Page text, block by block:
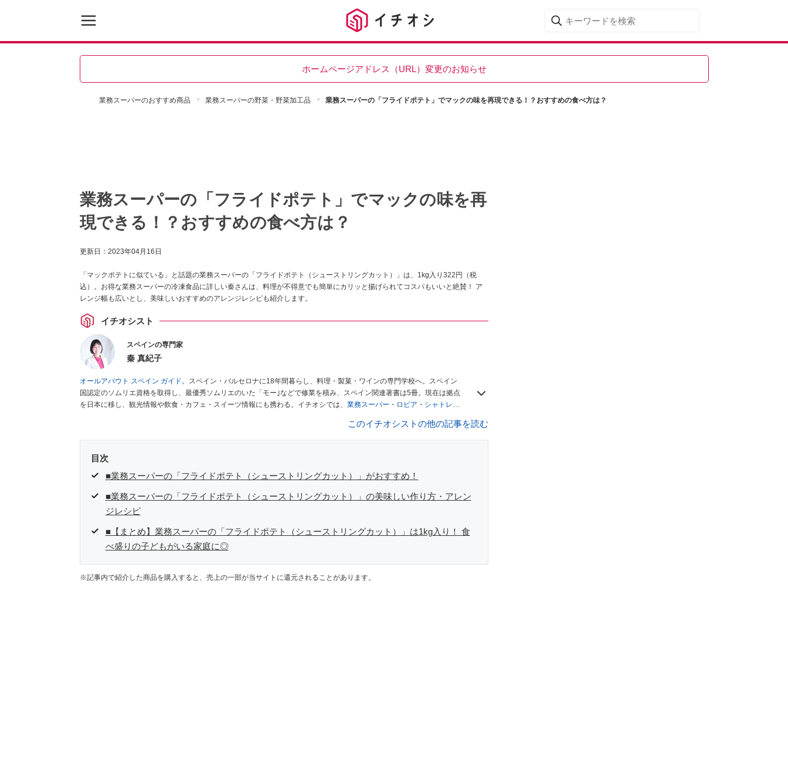
ホームページアドレス（URL）変更のお知らせ
業務スーパーのおすすめ商品 業務スーパーの野菜・野菜加工品 業務スーパーの「フライドポテト」でマックの味を再現できる！？おすすめの食べ方は？
業務スーパーの「フライドポテト」でマックの味を再
現できる！？おすすめの食べ方は？
更新日： 2023年04月16日
「マックポテトに似ている」と話題の業務スーパーの「フライドポテト（シューストリングカット）」は、1kg入り322円（税
込）。お得な業務スーパーの冷凍食品に詳しい秦さんは、料理が不得意でも簡単にカリッと揚げられてコスパもいいと絶賛！ ア
レンジ幅も広いとし、美味しいおすすめのアレンジレシピも紹介します。
イチオシスト
スペインの専門家
秦 真紀子
オールアバウト スペイン ガイド。
スペイン・バルセロナに18年間暮らし、料理・製菓・ワインの専門学校へ。スペイン
国認定のソムリエ資格を取得し、最優秀ソムリエのいた「モー｣などで修業を積み、スペイン関連著書は5冊。現在は拠点
を日本に移し、観光情報や飲食・カフェ・スイーツ情報にも携わる。イチオシでは、 業務スーパー ・ ロピア ・ シャトレー
■経歴：ワイナリーツアーガイドや、飲食関連の方の視察旅行のコーディネートやガイド、スペ
インの食についての講演などの経験あり。2004年より「カフェ・スイーツ」（柴田書店）、「料理通信」（料理通信社）
ネートや執筆、著書5冊あり。 現在は、拠点をバルセロナから日本に移し、スペイン関連だけでなく日本の観光情報や飲
食店についてのコンテンツの執筆や、広報PR、出版プロデュースなどを行う。 ■寄稿雑誌……料理通信、カフェ・スイー
タ／aruco／地球の歩き方ほか。
このイチオシストの他の記事を読む
目次
■業務スーパーの「フライドポテト（シューストリングカット）」がおすすめ！
■業務スーパーの「フライドポテト（シューストリングカット）」の美味しい作り方・アレン
ジレシピ
■【まとめ】業務スーパーの「フライドポテト（シューストリングカット）」は1kg入り！ 食
べ盛りの子どもがいる家庭に◎
※記事内で紹介した商品を購入すると、売上の一部が当サイトに還元されることがあります。